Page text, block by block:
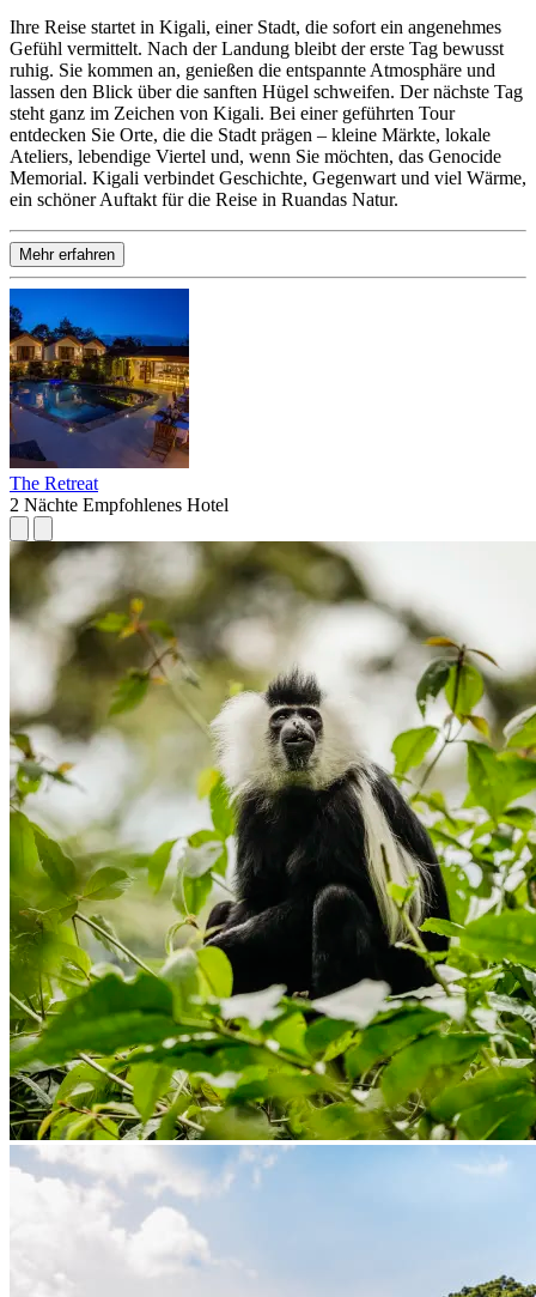
Ihre Reise startet in Kigali, einer Stadt, die sofort ein angenehmes
Gefühl vermittelt. Nach der Landung bleibt der erste Tag bewusst
ruhig. Sie kommen an, genießen die entspannte Atmosphäre und
lassen den Blick über die sanften Hügel schweifen. Der nächste Tag
steht ganz im Zeichen von Kigali. Bei einer geführten Tour
entdecken Sie Orte, die die Stadt prägen – kleine Märkte, lokale
Ateliers, lebendige Viertel und, wenn Sie möchten, das Genocide
Memorial. Kigali verbindet Geschichte, Gegenwart und viel Wärme,
ein schöner Auftakt für die Reise in Ruandas Natur.
Mehr erfahren
The Retreat
2 Nächte Empfohlenes Hotel